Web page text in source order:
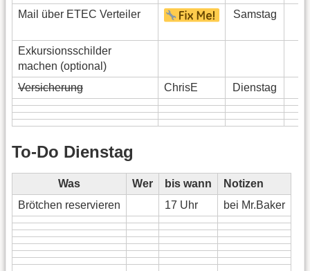
Mail über ETEC Verteiler
Samstag
Exkursionsschilder
machen (optional)
Versicherung
ChrisE Dienstag
To-Do Dienstag
Was Wer bis wann
Notizen
Brötchen reservieren
17 Uhr bei Mr.Baker